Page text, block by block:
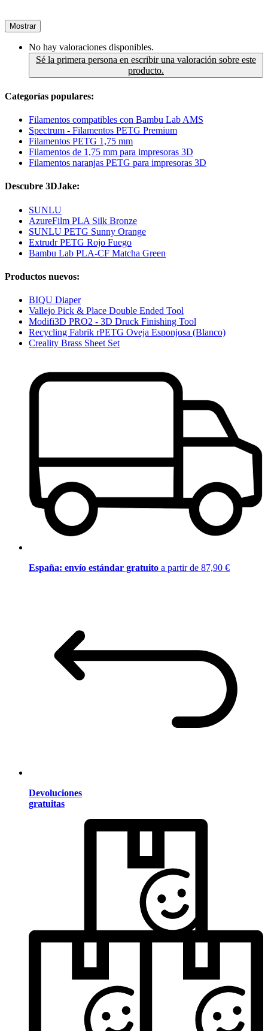
Mostrar
No hay valoraciones disponibles.
Sé la primera persona en escribir una valoración sobre este
producto.
Categorías populares:
Filamentos compatibles con Bambu Lab AMS
Spectrum - Filamentos PETG Premium
Filamentos PETG 1,75 mm
Filamentos de 1,75 mm para impresoras 3D
Filamentos naranjas PETG para impresoras 3D
Descubre 3DJake:
SUNLU
AzureFilm PLA Silk Bronze
SUNLU PETG Sunny Orange
Extrudr PETG Rojo Fuego
Bambu Lab PLA-CF Matcha Green
Productos nuevos:
BIQU Diaper
Vallejo Pick & Place Double Ended Tool
Modifi3D PRO2 - 3D Druck Finishing Tool
Recycling Fabrik rPETG Oveja Esponjosa (Blanco)
Creality Brass Sheet Set
España: envío estándar gratuito a partir de 87,90 €
Devoluciones
gratuitas